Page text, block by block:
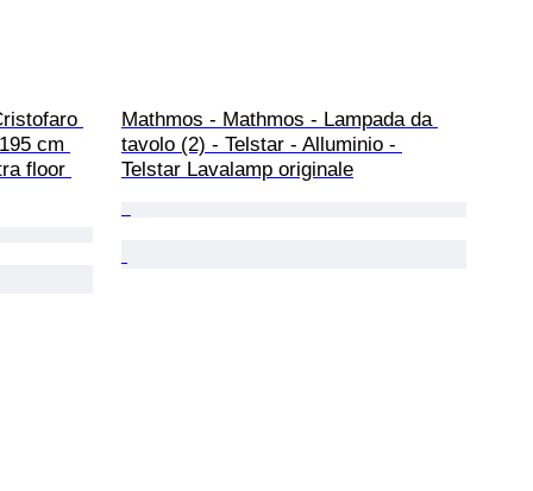
cm
floor
Mathmos - Mathmos - Lampada da
tavolo (2) - Telstar - Alluminio -
Telstar Lavalamp originale